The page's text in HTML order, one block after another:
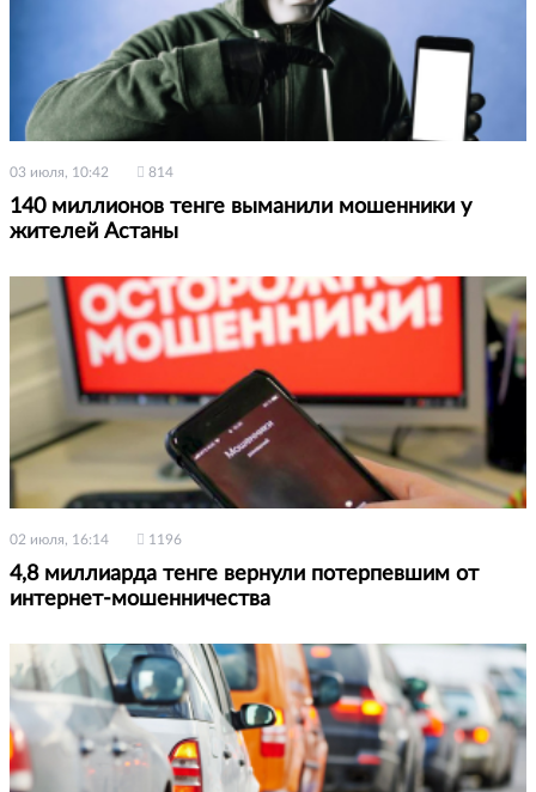
03 июля, 10:42 814
140 миллионов тенге выманили мошенники у
жителей Астаны
02 июля, 16:14 1196
4,8 миллиарда тенге вернули потерпевшим от
интернет-мошенничества